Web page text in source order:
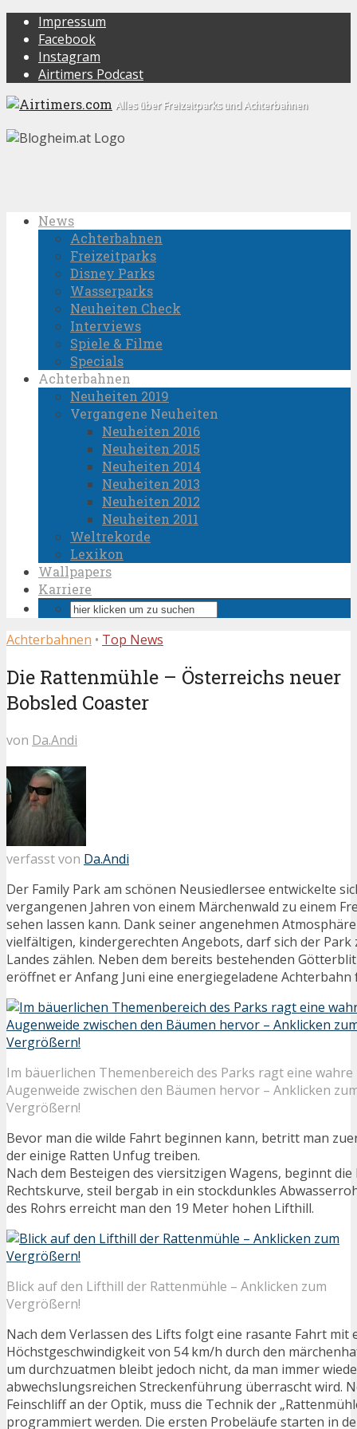
Impressum
Facebook
Instagram
Airtimers Podcast
Alles über Freizeitparks und Achterbahnen
News
Achterbahnen
Freizeitparks
Disney Parks
Wasserparks
Neuheiten Check
Interviews
Spiele & Filme
Specials
Achterbahnen
Neuheiten 2019
Vergangene Neuheiten
Neuheiten 2016
Neuheiten 2015
Neuheiten 2014
Neuheiten 2013
Neuheiten 2012
Neuheiten 2011
Weltrekorde
Lexikon
Wallpapers
Karriere
Achterbahnen • Top News
Die Rattenmühle – Österreichs neuer
Bobsled Coaster
von Da.Andi
verfasst von Da.Andi
Der Family Park am schönen Neusiedlersee entwickelte
vergangenen Jahren von einem Märchenwald zu einem
sehen lassen kann. Dank seiner angenehmen
vielfältigen, kindergerechten Angebots, darf sich der Park
Landes zählen. Neben dem bereits bestehenden
eröffnet er Anfang Juni eine energiegeladene Achterbahn
Im bäuerlichen Themenbereich des Parks ragt eine wahre
Augenweide zwischen den Bäumen hervor – Anklicken
Vergrößern!
Bevor man die wilde Fahrt beginnen kann, betritt man
der einige Ratten Unfug treiben.
Nach dem Besteigen des viersitzigen Wagens, beginnt
Rechtskurve, steil bergab in ein stockdunkles
des Rohrs erreicht man den 19 Meter hohen Lifthill.
Blick auf den Lifthill der Rattenmühle – Anklicken zum
Vergrößern!
Nach dem Verlassen des Lifts folgt eine rasante Fahrt mit
Höchstgeschwindigkeit von 54 km/h durch den
um durchzuatmen bleibt jedoch nicht, da man immer
abwechslungsreichen Streckenführung überrascht wird.
Feinschliff an der Optik, muss die Technik der
programmiert werden. Die ersten Probeläufe starten in